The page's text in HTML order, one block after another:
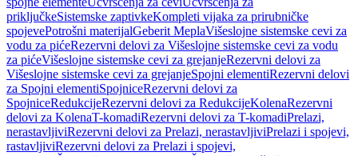
priključkeSistemske zaptivkeKompleti vijaka za prirubničke
spojevePotrošni materijalGeberit MeplaVišeslojne sistemske cevi za
vodu za pićeRezervni delovi za Višeslojne sistemske cevi za vodu
za pićeVišeslojne sistemske cevi za grejanjeRezervni delovi za
Višeslojne sistemske cevi za grejanjeSpojni elementiRezervni delovi
za Spojni elementiSpojniceRezervni delovi za
SpojniceRedukcijeRezervni delovi za RedukcijeKolenaRezervni
delovi za KolenaT-komadiRezervni delovi za T-komadiPrelazi,
nerastavljiviRezervni delovi za Prelazi, nerastavljiviPrelazi i spojevi,
rastavljiviRezervni delovi za Prelazi i spojevi,